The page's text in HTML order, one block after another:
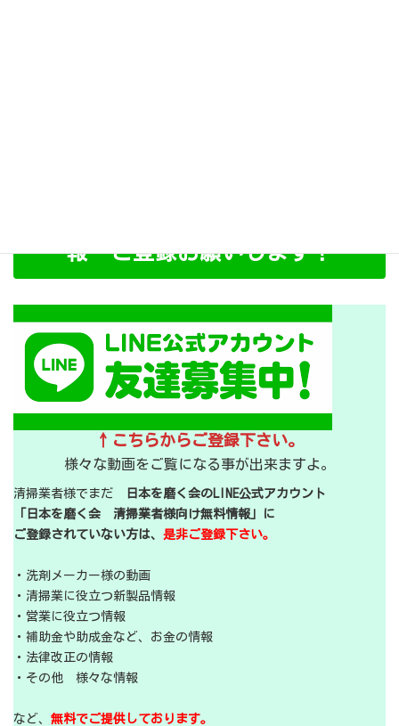
報 ご登録お願いします！
↑こちらからご登録下さい。
様々な動画をご覧になる事が出来ますよ。
清掃業者様でまだ
日本を磨く会のLINE公式アカウント
「日本を磨く会 清掃業者様向け無料情報」に
ご登録されていない方は、 是非ご登録下さい。
・洗剤メーカー様の動画
・清掃業に役立つ新製品情報
・営業に役立つ情報
・補助金や助成金など、お金の情報
・法律改正の情報
・その他 様々な情報
など、 無料でご提供しております。